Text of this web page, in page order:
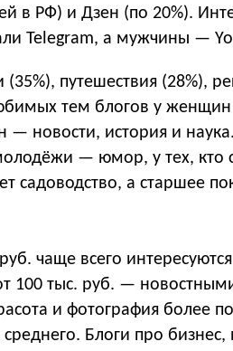
в РФ) и Дзен (по 20%).
Telegram, а мужчины —
путешествия (28%),
тем блогов у женщин
— новости, история и
— юмор, у тех, кто
садоводство, а старшее
чаще всего
100 тыс. руб. —
и фотография более
Блоги про бизнес,